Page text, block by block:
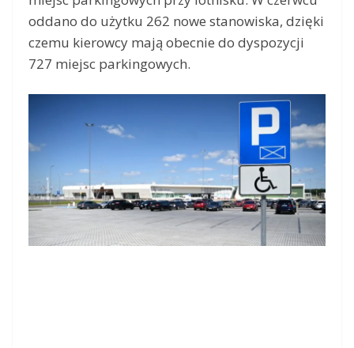
oddano do użytku 262 nowe stanowiska, dzięki
czemu kierowcy mają obecnie do dyspozycji
727 miejsc parkingowych.